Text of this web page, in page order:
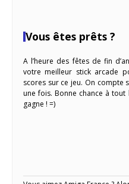
Vous êtes prêts ?
A l’heure des fêtes de fin
votre meilleur stick arcade
scores sur ce jeu. On compte
une fois. Bonne chance à
gagne ! =)